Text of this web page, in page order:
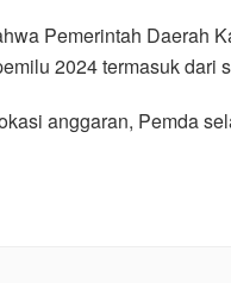
Pemerintah Daerah
2024 termasuk dari
anggaran, Pemda